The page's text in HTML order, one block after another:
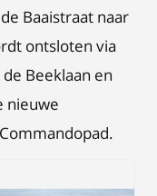
Baaistraat naar
ontsloten via
Beeklaan en
nieuwe